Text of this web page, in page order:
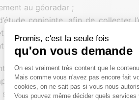
au géoradar ;
conjointe, afin de collecter
de la dalle, des points
cavités, tranchées et fosses
de situer un maximum
de la structure et les
cour.
Promis, c'est la seule fois
qu'on vous demande
Plateforme de
On est vraiment très content que le
Mais comme vous n'avez pas encore fait
cookies, on ne sait pas si vous nous
Vous pouvez même décider quels